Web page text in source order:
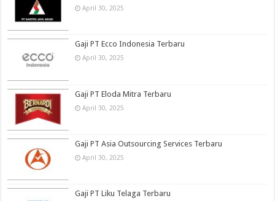
April 30, 2025
Gaji PT Ecco Indonesia Terbaru
April 30, 2025
Gaji PT Eloda Mitra Terbaru
April 30, 2025
Gaji PT Asia Outsourcing Services Terbaru
April 30, 2025
Gaji PT Liku Telaga Terbaru